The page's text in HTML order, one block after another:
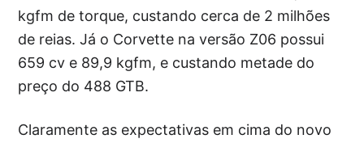
kgfm de torque, custando cerca de 2 milhões
de reias. Já o Corvette na versão Z06 possui
659 cv e 89,9 kgfm, e custando metade do
preço do 488 GTB.
Claramente as expectativas em cima do novo